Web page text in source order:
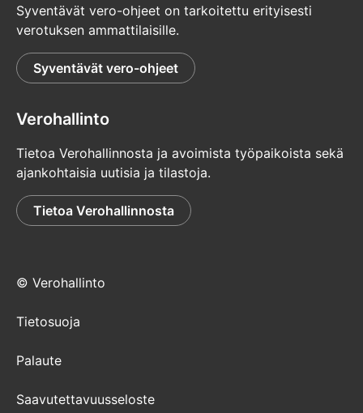
Syventävät vero-ohjeet on tarkoitettu erityisesti
verotuksen ammattilaisille.
Syventävät vero-ohjeet
Verohallinto
Tietoa Verohallinnosta ja avoimista työpaikoista sekä
ajankohtaisia uutisia ja tilastoja.
Tietoa Verohallinnosta
© Verohallinto
Tietosuoja
Palaute
Saavutettavuusseloste